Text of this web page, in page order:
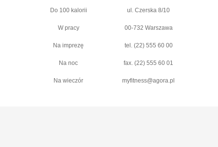
Do 100 kalorii
W pracy
Na imprezę
Na noc
Na wieczór
ul. Czerska 8/10
00-732 Warszawa
tel. (22) 555 60 00
fax. (22) 555 60 01
myfitness@agora.pl